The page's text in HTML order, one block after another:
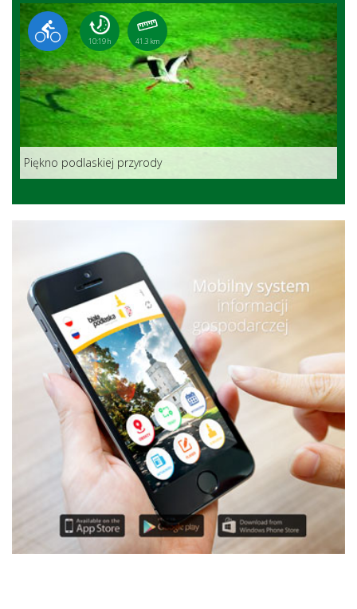
10:19 h 41.3 km
Piękno podlaskiej przyrody